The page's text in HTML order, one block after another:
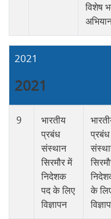
विशेष
2021
2021
9
भारतीय
प्रबंध
संस्थान
सिरमौर में
निदेशक
पद के लिए
विज्ञापन
प्रबंध
के